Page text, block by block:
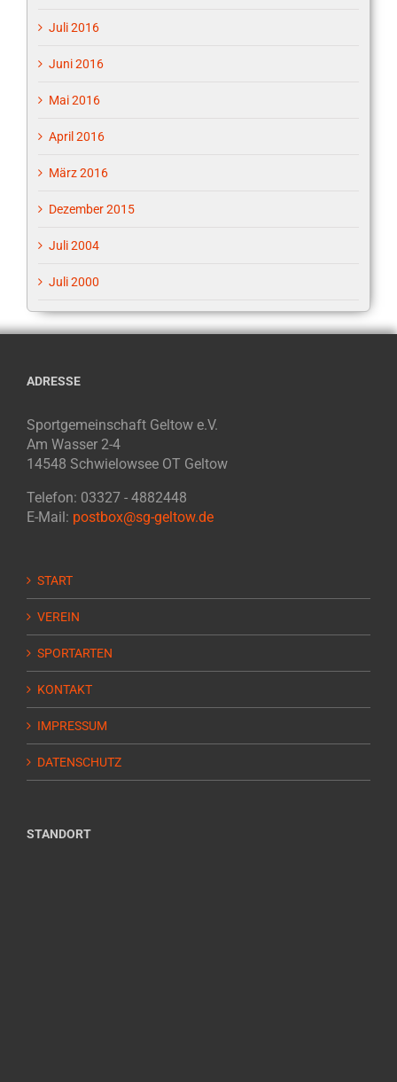
Juli 2016
Juni 2016
Mai 2016
April 2016
März 2016
Dezember 2015
Juli 2004
Juli 2000
ADRESSE
Sportgemeinschaft Geltow e.V.
Am Wasser 2-4
14548 Schwielowsee OT Geltow
Telefon: 03327 - 4882448
E-Mail: postbox@sg-geltow.de
START
VEREIN
SPORTARTEN
KONTAKT
IMPRESSUM
DATENSCHUTZ
STANDORT